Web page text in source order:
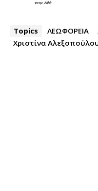
Topics ΛΕΩΦΟΡΕΙΑ
Χριστίνα